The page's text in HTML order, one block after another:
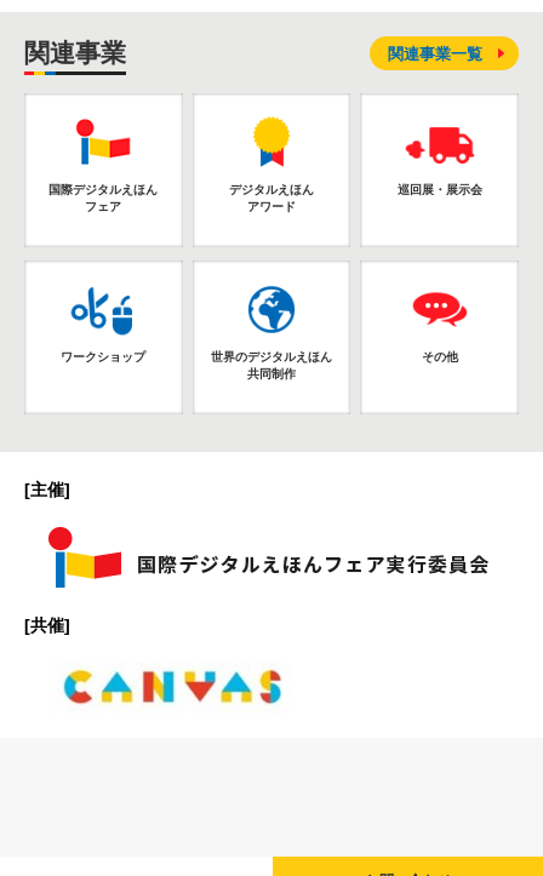
関連事業
国際デジタルえほん
フェア
デジタルえほん
アワード
巡回展・展示会
ワークショップ
世界のデジタルえほん
共同制作
その他
関連事業一覧
[主催]
[共催]